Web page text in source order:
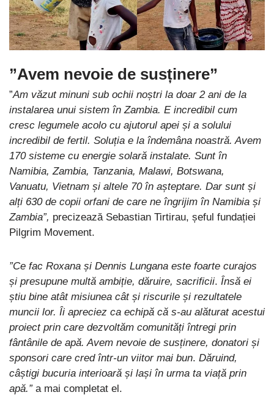
”Avem nevoie de susținere”
”Am văzut minuni sub ochii noștri la doar 2 ani de la
instalarea unui sistem în Zambia. E incredibil cum
cresc legumele acolo cu ajutorul apei și a solului
incredibil de fertil. Soluția e la îndemâna noastră. Avem
170 sisteme cu energie solară instalate. Sunt în
Namibia, Zambia, Tanzania, Malawi, Botswana,
Vanuatu, Vietnam și altele 70 în așteptare. Dar sunt și
alți 630 de copii orfani de care ne îngrijim în Namibia și
Zambia”, precizează Sebastian Tirtirau, șeful fundației
Pilgrim Movement.
”Ce fac Roxana și Dennis Lungana este foarte curajos
și presupune multă ambiție, dăruire, sacrificii. Însă ei
știu bine atât misiunea cât și riscurile și rezultatele
muncii lor. Îi apreciez ca echipă că s-au alăturat acestui
proiect prin care dezvoltăm comunități întregi prin
fântânile de apă. Avem nevoie de susținere, donatori și
sponsori care cred într-un viitor mai bun. Dăruind,
câștigi bucuria interioară și lași în urma ta viață prin
apă.”a mai completat el.